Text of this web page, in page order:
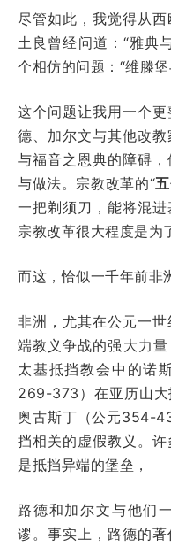
尽管如此，我觉得从
土良曾经问道：“雅典
个相仿的问题：“维滕
这个问题让我用一个
德、加尔文与其他改
与福音之恩典的障碍
与做法。宗教改革的“
一把剃须刀，能将混进
宗教改革很大程度是为
而这，恰似一千年前非
非洲，尤其在公元一
端教义争战的强大力
太基抵挡教会中的诺
269-373）在亚历山大
奥古斯丁（公元354-
挡相关的虚假教义。
是抵挡异端的堡垒，
路德和加尔文与他们
谬。事实上，路德的